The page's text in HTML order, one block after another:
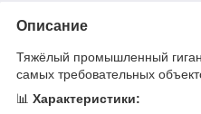
Описание
Тяжёлый промышленный
самых требовательных
📊 Характеристики: